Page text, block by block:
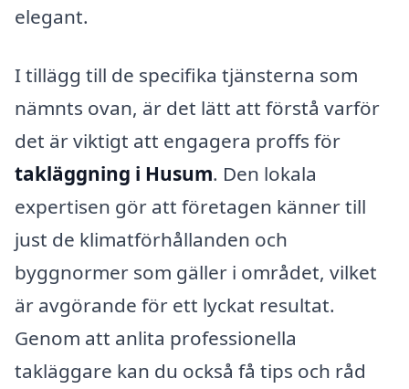
elegant.
I tillägg till de specifika tjänsterna som
nämnts ovan, är det lätt att förstå varför
det är viktigt att engagera proffs för
takläggning i Husum. Den lokala
expertisen gör att företagen känner till
just de klimatförhållanden och
byggnormer som gäller i området, vilket
är avgörande för ett lyckat resultat.
Genom att anlita professionella
takläggare kan du också få tips och råd